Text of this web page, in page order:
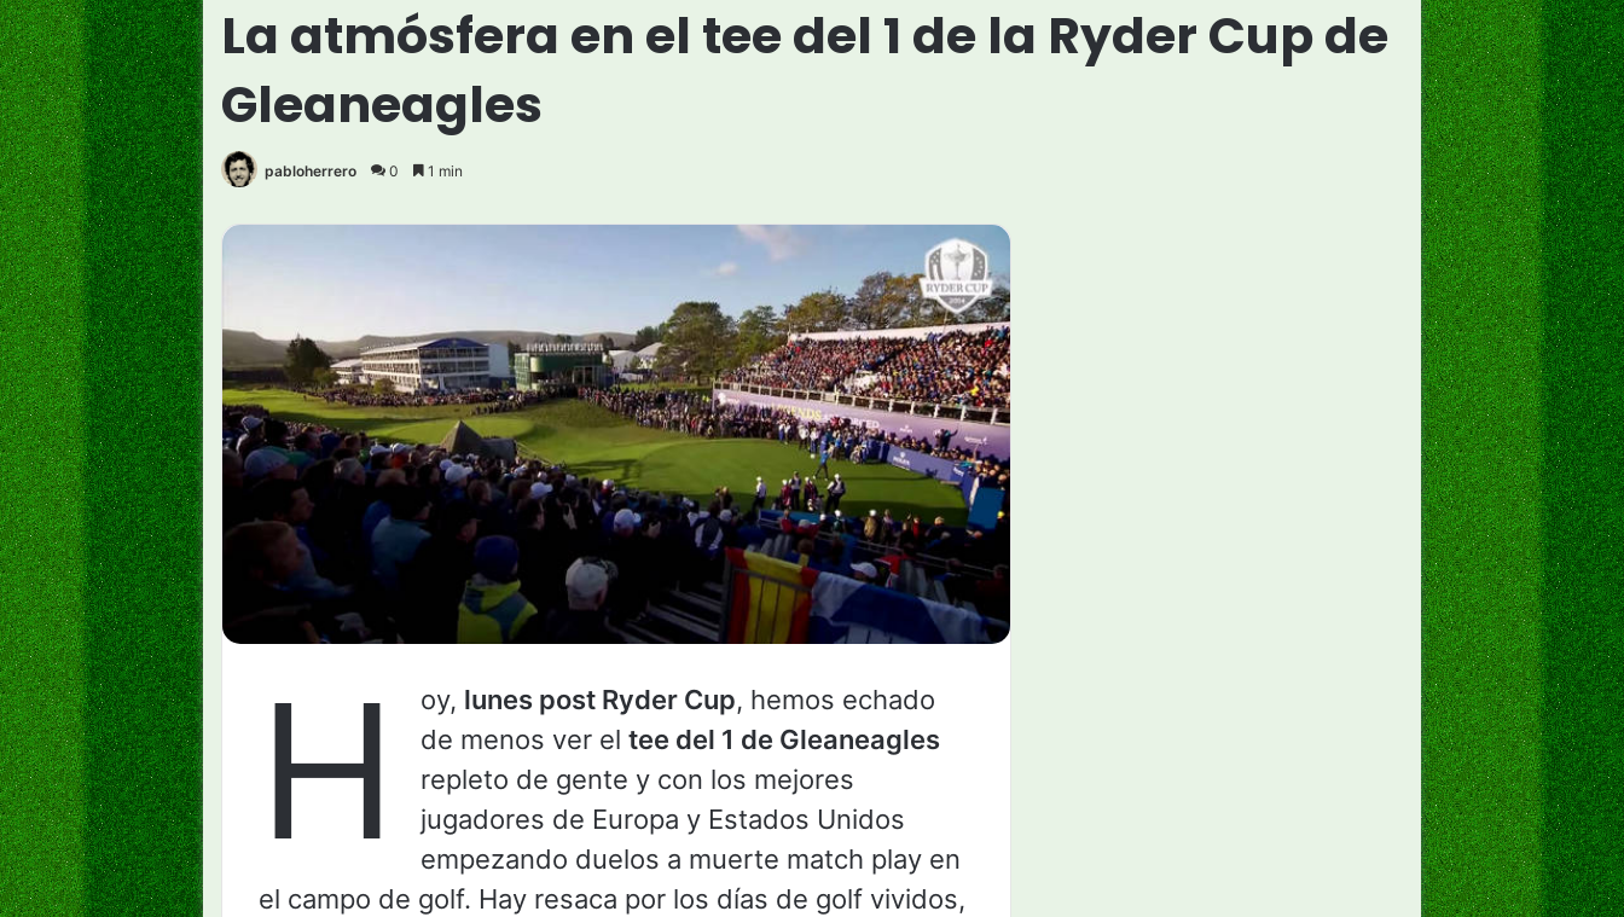
La atmósfera en el tee del 1 de la Ryder Cup de
Gleaneagles
pabloherrero 0 1 min
H oy, lunes post Ryder Cup, hemos echado
de menos ver el tee del 1 de Gleaneagles
repleto de gente y con los mejores
jugadores de Europa y Estados Unidos
empezando duelos a muerte match play en
el campo de golf. Hay resaca por los días de golf vividos,